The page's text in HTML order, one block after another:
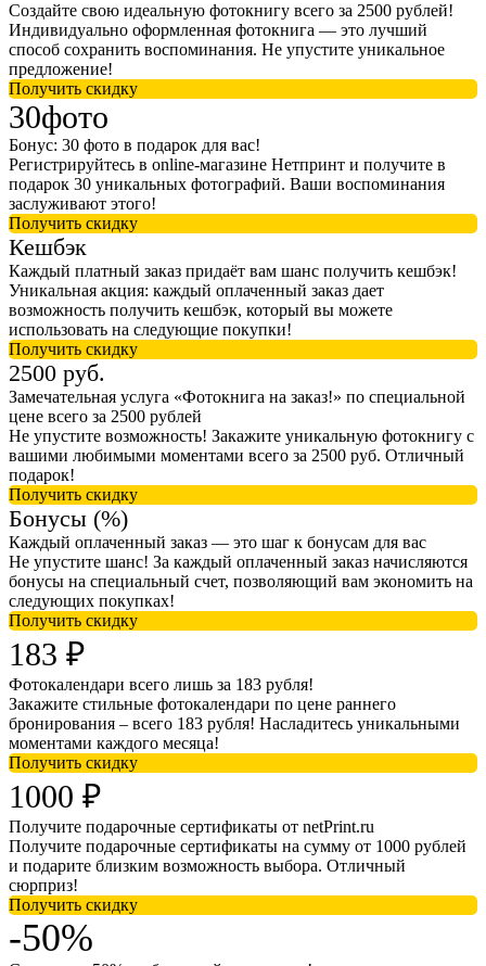
Создайте свою идеальную фотокнигу всего за 2500 рублей!
Индивидуально оформленная фотокнига — это лучший
способ сохранить воспоминания. Не упустите уникальное
предложение!
Получить скидку
30фото
Бонус: 30 фото в подарок для вас!
Регистрируйтесь в online-магазине Нетпринт и получите в
подарок 30 уникальных фотографий. Ваши воспоминания
заслуживают этого!
Получить скидку
Кешбэк
Каждый платный заказ придаёт вам шанс получить кешбэк!
Уникальная акция: каждый оплаченный заказ дает
возможность получить кешбэк, который вы можете
использовать на следующие покупки!
Получить скидку
2500 руб.
Замечательная услуга «Фотокнига на заказ!» по специальной
цене всего за 2500 рублей
Не упустите возможность! Закажите уникальную фотокнигу с
вашими любимыми моментами всего за 2500 руб. Отличный
подарок!
Получить скидку
Бонусы (%)
Каждый оплаченный заказ — это шаг к бонусам для вас
Не упустите шанс! За каждый оплаченный заказ начисляются
бонусы на специальный счет, позволяющий вам экономить на
следующих покупках!
Получить скидку
183 ₽
Фотокалендари всего лишь за 183 рубля!
Закажите стильные фотокалендари по цене раннего
бронирования – всего 183 рубля! Насладитесь уникальными
моментами каждого месяца!
Получить скидку
1000 ₽
Получите подарочные сертификаты от netPrint.ru
Получите подарочные сертификаты на сумму от 1000 рублей
и подарите близким возможность выбора. Отличный
сюрприз!
Получить скидку
-50%